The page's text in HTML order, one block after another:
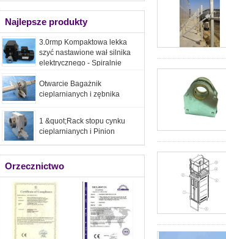
Najlepsze produkty
3.0rmp Kompaktowa lekka
szyć nastawione wał silnika
elektrycznego - Spiralnie
Otwarcie Bagażnik
cieplarnianych i zębnika
1 &quot;Rack stopu cynku
cieplarnianych i Pinion
Orzecznictwo